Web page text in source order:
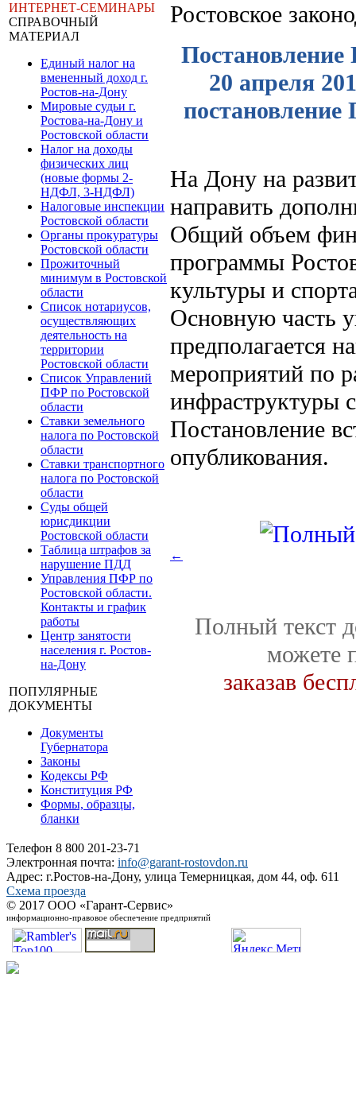
ИНТЕРНЕТ-СЕМИНАРЫ
СПРАВОЧНЫЙ
МАТЕРИАЛ
Единый налог на
вмененный доход г.
Ростов-на-Дону
Мировые судьи г.
Ростова-на-Дону и
Ростовской области
Налог на доходы
физических лиц
(новые формы 2-
НДФЛ, 3-НДФЛ)
Налоговые инспекции
Ростовской области
Органы прокуратуры
Ростовской области
Прожиточный
минимум в Ростовской
области
Список нотариусов,
осуществляющих
деятельность на
территории
Ростовской области
Список Управлений
ПФР по Ростовской
области
Ставки земельного
налога по Ростовской
области
Ставки транспортного
налога по Ростовской
области
Суды общей
юрисдикции
Ростовской области
Таблица штрафов за
нарушение ПДД
Управления ПФР по
Ростовской области.
Контакты и график
работы
Центр занятости
населения г. Ростов-
на-Дону
ПОПУЛЯРНЫЕ
ДОКУМЕНТЫ
Документы
Губернатора
Законы
Кодексы РФ
Конституция РФ
Формы, образцы,
бланки
Ростовское
Постановление
20 апреля
постановление
На Дону на
направить
Общий объем
программы
культуры и
Основную часть
предполагается
мероприятий по
инфраструктуры
Постановление
опубликования.
←
Полный текст
можете
заказав
Телефон 8 800 201-23-71
Электронная почта: info@garant-rostovdon.ru
Адрес: г.Ростов-на-Дону, улица Темерницкая, дом 44, оф. 611
Схема проезда
© 2017 ООО «Гарант-Сервис»
информационно-правовое обеспечение предприятий